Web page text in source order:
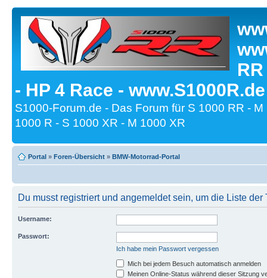
- HP 4 Race -
S1000-Forum.de - Das Forum für S 1000 RR -
1000 R - S 1000 XR - M 1000 XR
Portal » Foren-Übersicht » BMW-Motorrad-Portal
Du musst registriert und angemeldet sein, um die Liste
Username:
Passwort:
Ich habe mein Passwort vergessen
Mich bei jedem Besuch automatisch anmelden
Meinen Online-Status während dieser Sitzung